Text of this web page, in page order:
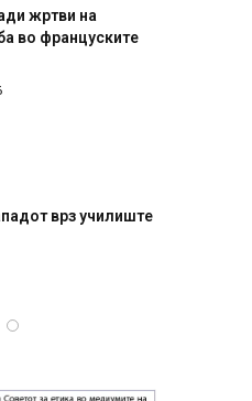
жртви на
во француските
врз училиште